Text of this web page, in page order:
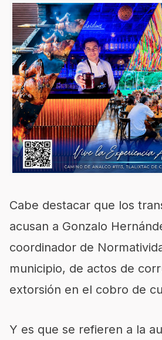
Cabe destacar que los
acusan a Gonzalo
coordinador de
municipio, de actos de
extorsión en el cobro de
Y es que se refieren a la